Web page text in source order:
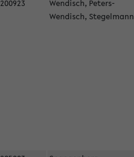
200923
Wendisch, Peters-
Wendisch, Stegelmann